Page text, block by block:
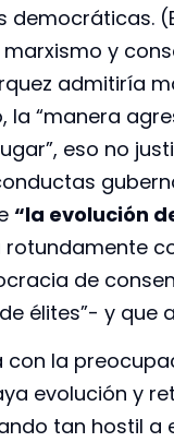
democráticas.
y
admitiría
la “manera
eso no
“la evolución
de
élites”- y
con la
evolución y
tan hostil a